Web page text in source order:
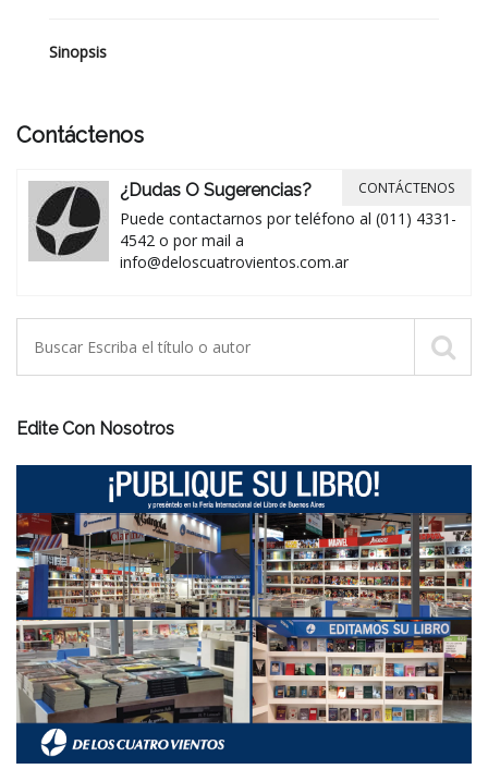
Sinopsis
Contáctenos
¿Dudas O Sugerencias?
Puede contactarnos por teléfono al (011) 4331-
4542 o por mail a
info@deloscuatrovientos.com.ar
CONTÁCTENOS
Edite Con Nosotros